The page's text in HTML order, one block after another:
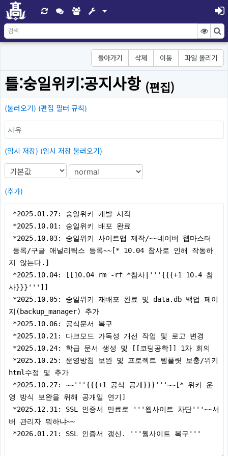
돌아가기 삭제 이동 파일 올리기
틀:숭일위키:공지사항 (편집)
(불러오기) (편집 필터 규칙)
(임시 저장) (임시 저장 불러오기)
(추가)